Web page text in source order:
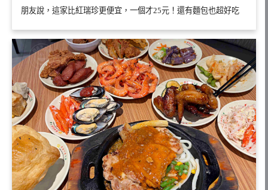
朋友說，這家比紅瑞珍更便宜，一個才25元！還有麵包也超好吃